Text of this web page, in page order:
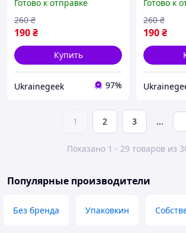
Kessen-hen Том 03 BP
BSKH 03
Готово к отправке
190₴
260 ₴
Купить
Ukrainegeek 97%
Kessen-
BSKH 04
Готово к
190₴
260 ₴
1 2 3 ...
Показано 1 - 29 товаров из
Популярные производители
Без бренда Упаковкин